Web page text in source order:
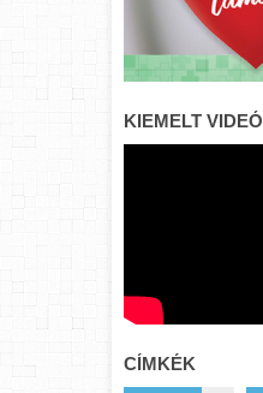
KIEMELT VIDEÓ
CÍMKÉK